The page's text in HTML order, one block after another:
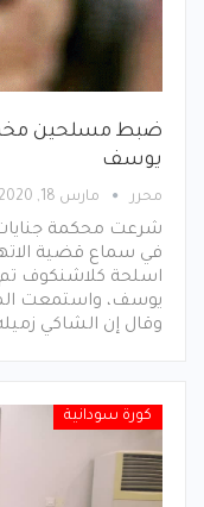
ضبط مسلحين
يوسف
محرر مارس 18, 2020
شرعت محكمة جنايات
في سماع قضية
اسلحة كلاشنكوف
يوسف، واستمعت
وقال إن الشاكي
كورة سودانية